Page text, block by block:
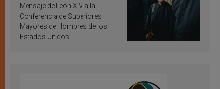
inspiración y santificación
Mensaje de León XIV a la
Conferencia de Superiores
Mayores de Hombres de los
Estados Unidos